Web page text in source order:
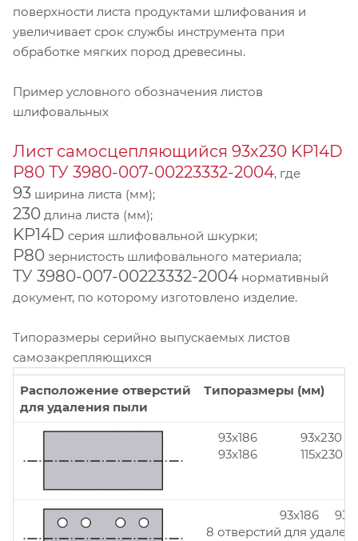
поверхности листа продуктами шлифования и
увеличивает срок службы инструмента при
обработке мягких пород древесины.
Пример условного обозначения листов
шлифовальных
Лист самосцепляющийся 93х230 KP14D
Р80 ТУ 3980-007-00223332-2004, где
93 ширина листа (мм);
230 длина листа (мм);
KP14D серия шлифовальной шкурки;
Р80 зернистость шлифовального материала;
ТУ 3980-007-00223332-2004 нормативный
документ, по которому изготовлено изделие.
Типоразмеры серийно выпускаемых листов
самозакрепляющихся
Расположение отверстий
для удаления пыли
Типоразмеры (мм)
93x186
93x186
93x230
115x230
93x186
8 отверстий для